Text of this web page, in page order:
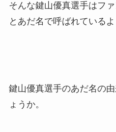
そんな鍵山優真選手はフ
とあだ名で呼ばれているよ
鍵山優真選手のあだ名の
ょうか。